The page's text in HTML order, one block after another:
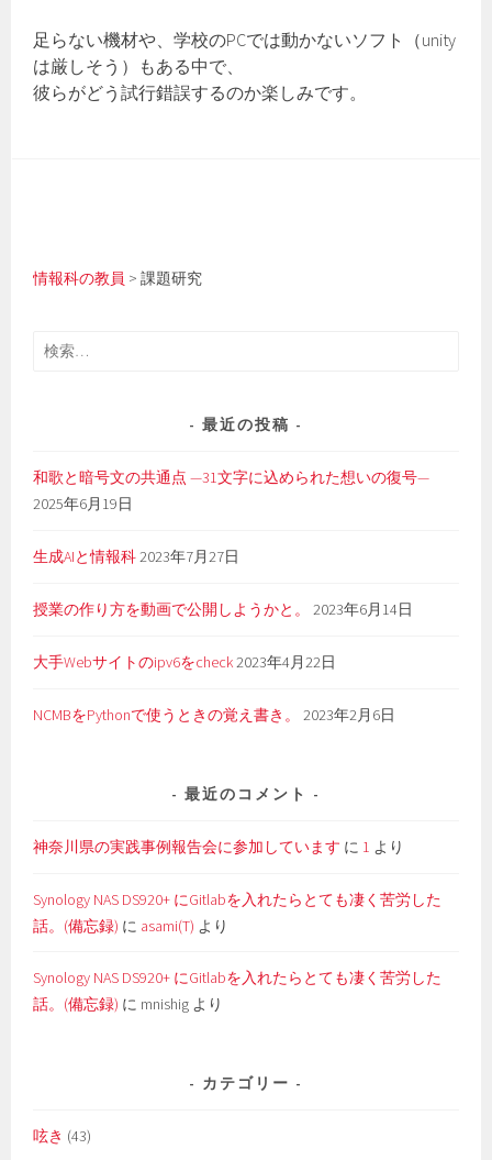
足らない機材や、学校のPCでは動かないソフト（unity
は厳しそう）もある中で、
彼らがどう試行錯誤するのか楽しみです。
情報科の教員 >課題研究
検
最近の投稿
和歌と暗号文の共通点 —31文字に込められた想いの復号—
2025年6月19日
生成AIと情報科2023年7月27日
授業の作り方を動画で公開しようかと。 2023年6月14日
大手Webサイトのipv6をcheck2023年4月22日
NCMBをPythonで使うときの覚え書き。 2023年2月6日
最近のコメント
神奈川県の実践事例報告会に参加しています に 1 より
Synology NAS DS920+ にGitlabを入れたらとても凄く苦労した
話。(備忘録) に asami(T) より
Synology NAS DS920+ にGitlabを入れたらとても凄く苦労した
話。(備忘録) に mnishig より
カテゴリー
呟き (43)